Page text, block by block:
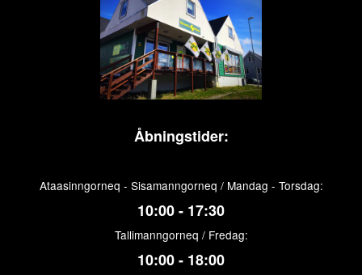
Åbningstider:
Ataasinngorneq - Sisamanngorneq / Mandag - Torsdag:
10:00 - 17:30
Tallimanngorneq / Fredag:
10:00 - 18:00